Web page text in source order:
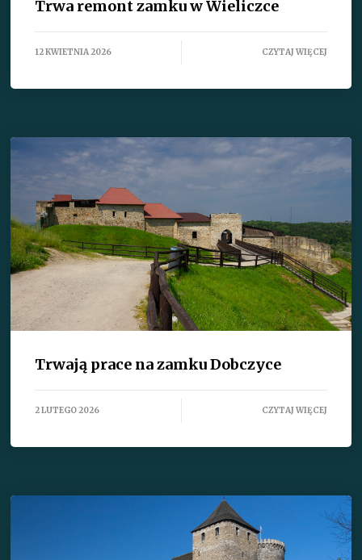
Trwa remont zamku w Wieliczce
12 KWIETNIA 2026 CZYTAJ WIĘCEJ
Trwają prace na zamku Dobczyce
2 LUTEGO 2026 CZYTAJ WIĘCEJ